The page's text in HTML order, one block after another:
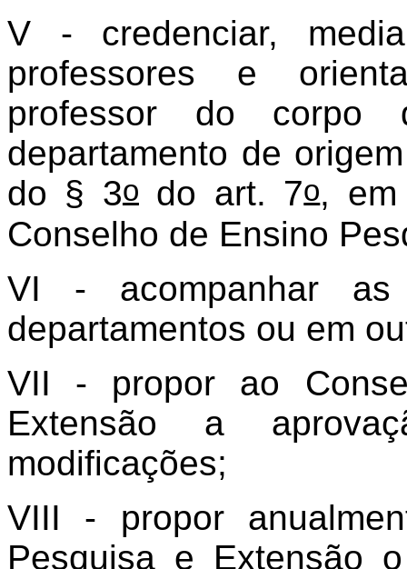
V - credenciar,
professores e
professor do
departamento de
do § 3odo art. 7o, em
Conselho de Ensino
VI - acompanhar
departamentos ou em
VII - propor ao
Extensão a
modificações;
VIII - propor
Pesquisa e Extensão